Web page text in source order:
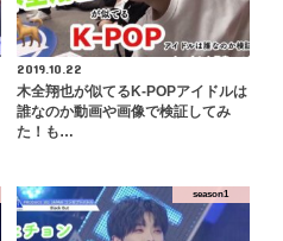
2019.10.22
木全翔也が似てるK-POPアイドルは
誰なのか動画や画像で検証してみ
た！も…
season1